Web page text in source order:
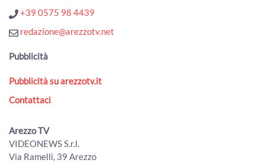
+39 0575 98 4439
redazione@arezzotv.net
Pubblicità
Pubblicità su arezzotv.it
Contattaci
Arezzo TV
VIDEONEWS S.r.l.
Via Ramelli, 39 Arezzo